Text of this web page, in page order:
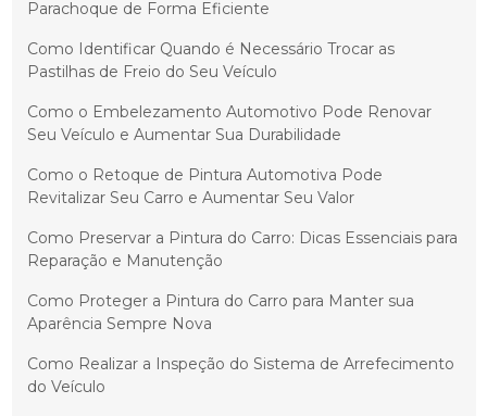
Parachoque de Forma Eficiente
Como Identificar Quando é Necessário Trocar as
Pastilhas de Freio do Seu Veículo
Como o Embelezamento Automotivo Pode Renovar
Seu Veículo e Aumentar Sua Durabilidade
Como o Retoque de Pintura Automotiva Pode
Revitalizar Seu Carro e Aumentar Seu Valor
Como Preservar a Pintura do Carro: Dicas Essenciais para
Reparação e Manutenção
Como Proteger a Pintura do Carro para Manter sua
Aparência Sempre Nova
Como Realizar a Inspeção do Sistema de Arrefecimento
do Veículo